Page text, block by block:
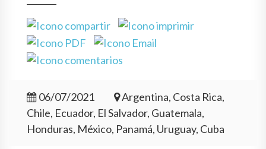
06/07/2021
Argentina, Costa Rica,
Chile, Ecuador, El Salvador, Guatemala,
Honduras, México, Panamá, Uruguay, Cuba